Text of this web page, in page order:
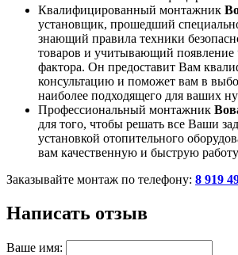
Квалифицированный монтажник
установщик, прошедший
знающий правила техники
товаров и учитывающий появление
фактора. Он предоставит Вам
консультацию и поможет вам в
наиболее подходящего для ваших
Профессиональный монтажник
для того, чтобы решать все Ваши
установкой отопительного
вам качественную и быструю
Заказывайте монтаж по телефону: 8 919
Написать отзыв
Ваше имя: